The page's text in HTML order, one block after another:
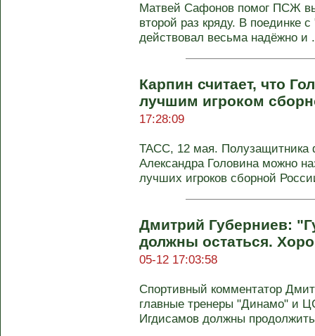
Матвей Сафонов помог ПСЖ
второй раз кряду. В поединке
действовал весьма надёжно и
Карпин считает, что
лучшим игроком
17:28:09
ТАСС, 12 мая. Полузащитника
Александра Головина можно
лучших игроков сборной
Дмитрий Губерниев:
должны остаться.
05-12 17:03:58
Спортивный комментатор
главные тренеры "Динамо" и
Игдисамов должны